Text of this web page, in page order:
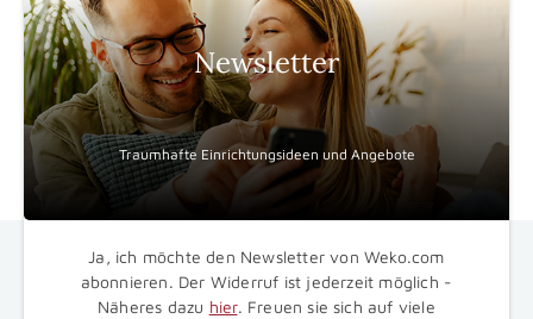
Newsletter
Traumhafte Einrichtungsideen und Angebote
Ja, ich möchte den Newsletter von Weko.com
abonnieren. Der Widerruf ist jederzeit möglich -
Näheres dazu hier. Freuen sie sich auf viele